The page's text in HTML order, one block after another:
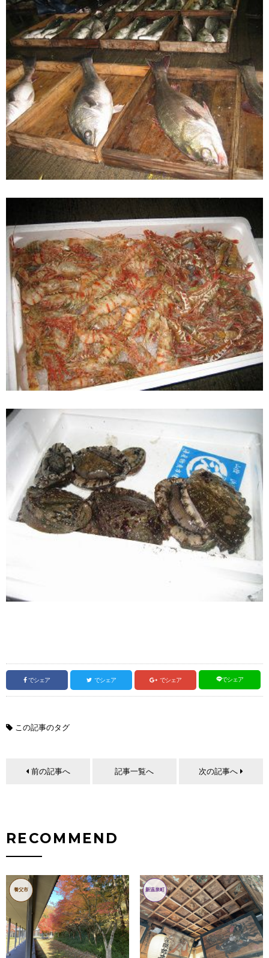
でシェア でシェア でシェア でシェア
この記事のタグ
前の記事へ 記事一覧へ 次の記事へ
RECOMMEND
養父市 新温泉町